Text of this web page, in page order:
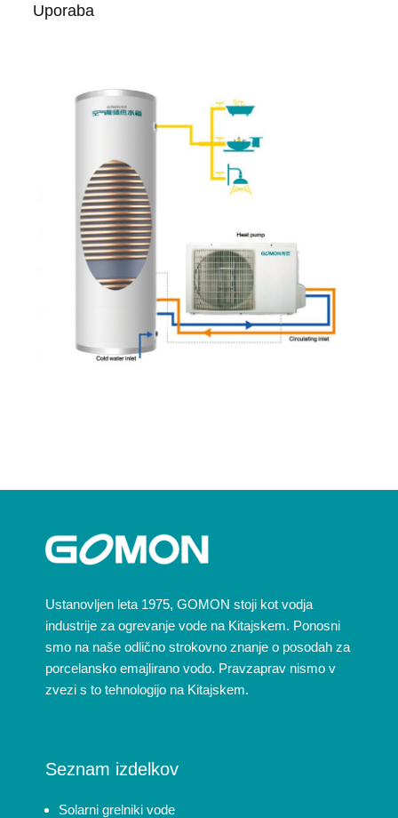
Uporaba
Ustanovljen leta 1975, GOMON stoji kot vodja
industrije za ogrevanje vode na Kitajskem. Ponosni
smo na naše odlično strokovno znanje o posodah za
porcelansko emajlirano vodo. Pravzaprav nismo v
zvezi s to tehnologijo na Kitajskem.
Seznam izdelkov
Solarni grelniki vode